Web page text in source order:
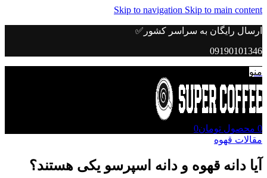
Skip to navigation Skip to main content
ارسال رایگان به سراسر کشور✅
09190101346
منو
0 محصول تومان0
مقالات قهوه
آیا دانه‌ قهوه و دانه‌ اسپرسو یکی هستند؟